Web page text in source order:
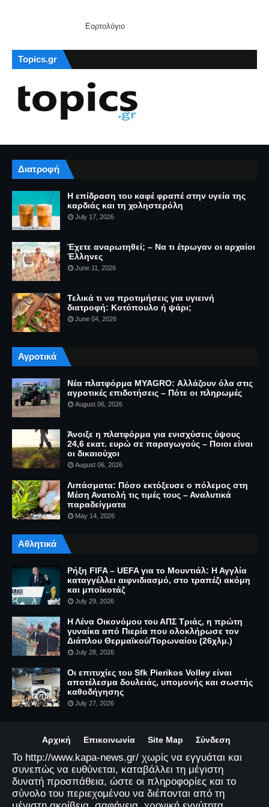
Εορτολόγιο
Topics.gr
Διατροφή
Η επίδραση του καφέ φραπέ στην υγεία της
καρδιάς και τη χοληστερόλη
July 17, 2026
Έχετε αναρωτηθεί; – Να τι έτρωγαν οι αρχαίοι
Έλληνες
June 11, 2026
Τελικά τι να προτιμήσεις για υγιεινή
διατροφή: Κοτόπουλο ή ψάρι;
June 04, 2026
Αγροτικά
Νέα πλατφόρμα MYAGRO: Αλλάζουν όλα στις
αγροτικές επιδοτήσεις – Πότε οι πληρωμές
August 06, 2026
Άνοιξε η πλατφόρμα για ενισχύσεις ύψους
24,6 εκατ. ευρώ σε παραγωγούς – Ποιοι είναι
οι δικαιούχοι
August 06, 2026
Λιπάσματα: Πόσο εκτόξευσε ο πόλεμος στη
Μέση Ανατολή τις τιμές τους – Αναλυτικά
παραδείγματα
May 14, 2026
Αθλητικά
Ρήξη FIFA – UEFA για το Μουντιάλ: Η Αγγλία
καταγγέλλει αιφνιδιασμό, στο τραπέζι ακόμη
και μποϊκοτάζ
July 29, 2026
Η Λένα Οικονόμου του ΑΠΣ Τριάς, η πρώτη
γυναίκα από Πιερία που ολοκλήρωσε τον
Διάπλου Θερμαϊκού/Τορωναίου (26χλμ.)
July 28, 2026
Οι επιτυχίες του Sfk Pierikos Volley είναι
αποτέλεσμα δουλειάς, υπομονής και σωστής
καθοδήγησης
July 27, 2026
Αρχική Επικοινωνία Site Map Σύνδεση
Το http://www.kapa-news.gr/ χωρίς να εγγυάται και
συνεπώς να ευθύνεται, καταβάλλει τη μέγιστη
δυνατή προσπάθεια, ώστε οι πληροφορίες και το
σύνολο του περιεχομένου να διέπονται από τη